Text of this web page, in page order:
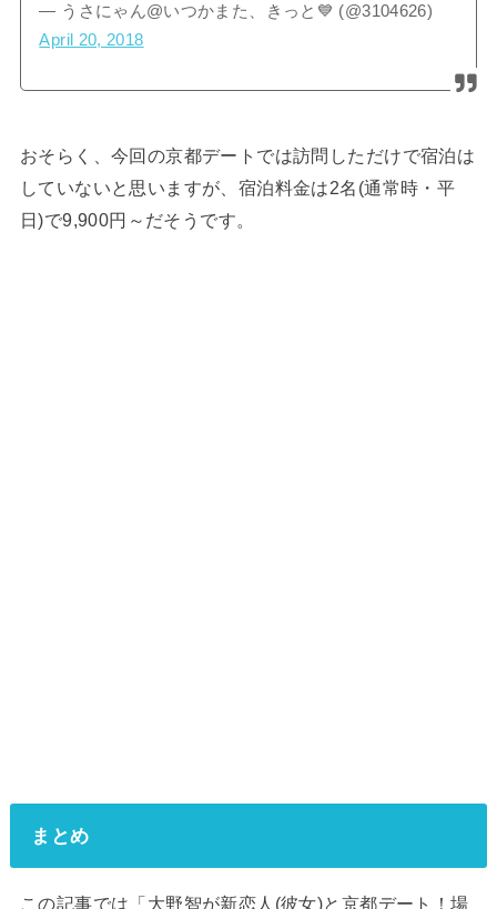
— うさにゃん@いつかまた、きっと💙 (@3104626)
April 20, 2018
おそらく、今回の京都デートでは訪問しただけで宿泊は
していないと思いますが、宿泊料金は2名(通常時・平
日)で9,900円～だそうです。
まとめ
この記事では「大野智が新恋人(彼女)と京都デート！場